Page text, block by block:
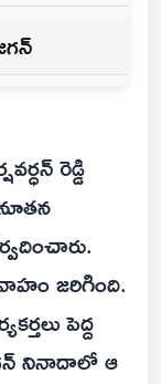
రెడ్డి
జరిగింది.
పెద్ద
నినాదాలో ఆ